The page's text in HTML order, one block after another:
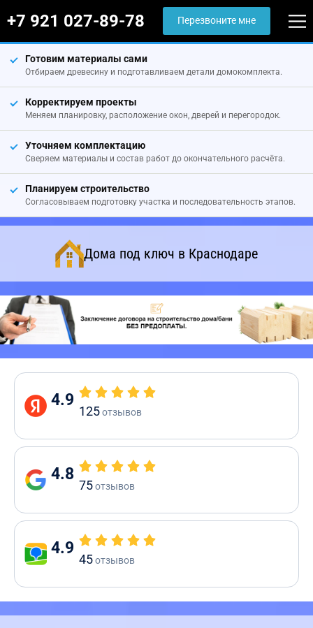
+7 921 027-89-78 Перезвоните мне
Готовим материалы сами
Отбираем древесину и подготавливаем детали домокомплекта.
Корректируем проекты
Меняем планировку, расположение окон, дверей и перегородок.
Уточняем комплектацию
Сверяем материалы и состав работ до окончательного расчёта.
Планируем строительство
Согласовываем подготовку участка и последовательность этапов.
Дома под ключ в Краснодаре
4.9
125отзывов
4.8
75отзывов
4.9
45отзывов